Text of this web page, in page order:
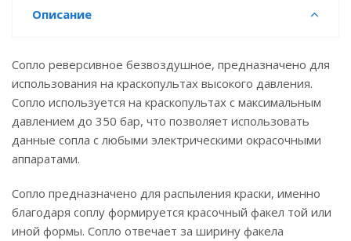
Описание
Сопло реверсивное безвоздушное, предназначено для
использования на краскопультах высокого давления.
Сопло используется на краскопультах с максимальным
давлением до 350 бар, что позволяет использовать
данные сопла с любыми электрическими окрасочными
аппаратами.
Сопло предназначено для распыления краски, именно
благодаря соплу формируется красочный факел той или
иной формы. Сопло отвечает за ширину факела